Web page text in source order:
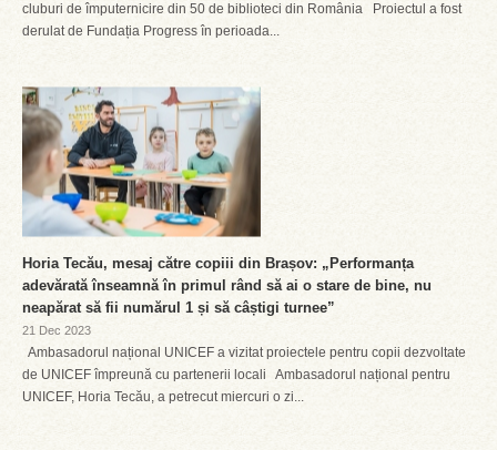
cluburi de împuternicire din 50 de biblioteci din România Proiectul a fost
derulat de Fundația Progress în perioada...
Horia Tecău, mesaj către copiii din Brașov: „Performanța
adevărată înseamnă în primul rând să ai o stare de bine, nu
neapărat să fii numărul 1 și să câștigi turnee”
21 Dec 2023
Ambasadorul național UNICEF a vizitat proiectele pentru copii dezvoltate
de UNICEF împreună cu partenerii locali Ambasadorul național pentru
UNICEF, Horia Tecău, a petrecut miercuri o zi...